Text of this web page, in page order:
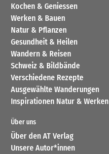
Kochen & Geniessen
Werken & Bauen
Natur & Pflanzen
Gesundheit & Heilen
Wandern & Reisen
Schweiz & Bildbände
Verschiedene Rezepte
Ausgewählte Wanderungen
Inspirationen Natur & Werken
Über uns
Über den AT Verlag
Unsere Autor*innen